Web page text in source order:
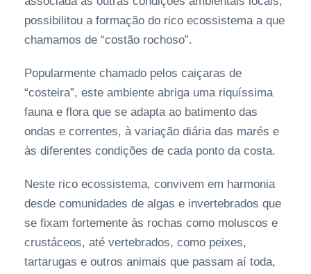
possibilitou a formação do rico ecossistema a que
chamamos de “costão rochoso”.
Popularmente chamado pelos caiçaras de
“costeira”, este ambiente abriga uma riquíssima
fauna e flora que se adapta ao batimento das
ondas e correntes, à variação diária das marés e
às diferentes condições de cada ponto da costa.
Neste rico ecossistema, convivem em harmonia
desde comunidades de algas e invertebrados que
se fixam fortemente às rochas como moluscos e
crustáceos, até vertebrados, como peixes,
tartarugas e outros animais que passam aí toda,